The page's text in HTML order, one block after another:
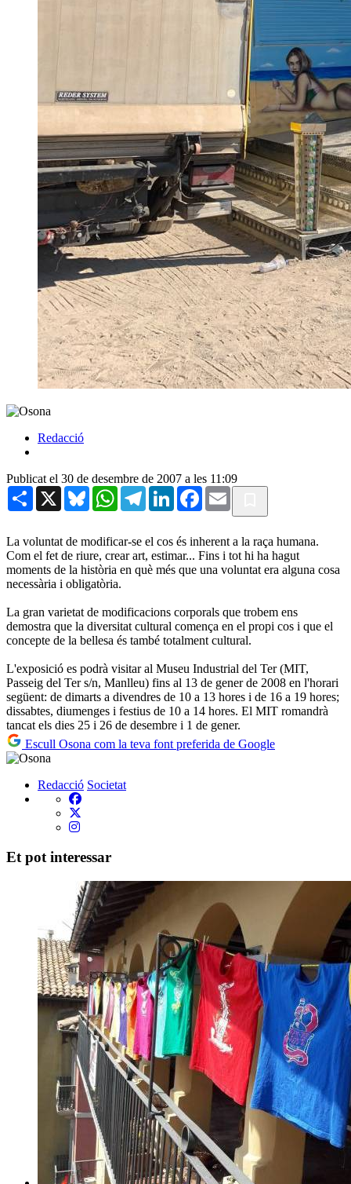
Redacció
Publicat el 30 de desembre de 2007 a les 11:09
Share X BlueskyWhatsAppTelegramLinkedInFacebook
Email
La voluntat de modificar-se el cos és inherent a la raça humana.
Com el fet de riure, crear art, estimar... Fins i tot hi ha hagut
moments de la història en què més que una voluntat era alguna cosa
necessària i obligatòria.
La gran varietat de modificacions corporals que trobem ens
demostra que la diversitat cultural comença en el propi cos i que el
concepte de la bellesa és també totalment cultural.
L'exposició es podrà visitar al Museu Industrial del Ter (MIT,
Passeig del Ter s/n, Manlleu) fins al 13 de gener de 2008 en l'horari
següent: de dimarts a divendres de 10 a 13 hores i de 16 a 19 hores;
dissabtes, diumenges i festius de 10 a 14 hores. El MIT romandrà
tancat els dies 25 i 26 de desembre i 1 de gener.
Escull Osona com la teva font preferida de Google
Redacció Societat
Et pot interessar